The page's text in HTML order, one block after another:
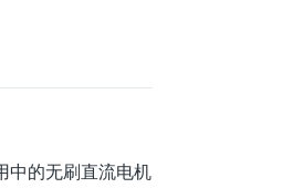
中的无刷直流电机